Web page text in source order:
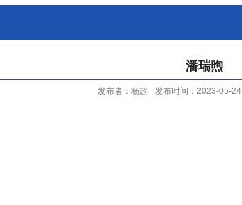
潘瑞煦
发布者：杨超 发布时间：2023-05-24